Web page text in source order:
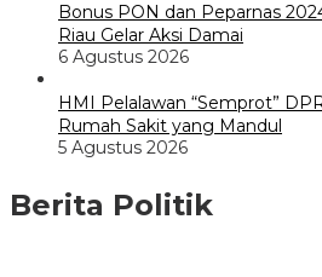
Bonus PON dan Peparnas
Riau Gelar Aksi Damai
6 Agustus 2026
HMI Pelalawan “Semprot”
Rumah Sakit yang Mandul
5 Agustus 2026
Berita Politik